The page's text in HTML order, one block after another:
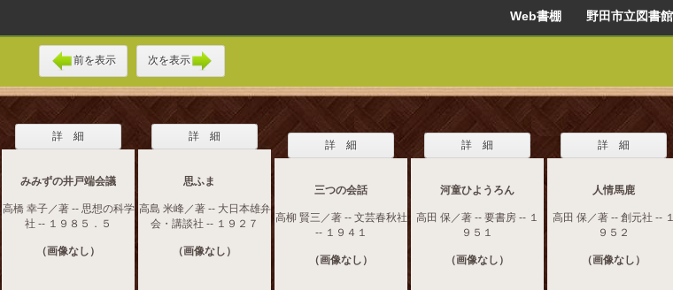
Web書棚 野田市立図書館
前を表示 次を表示
詳 細
みみずの井戸端会議
高橋 幸子／著 -- 思想の科学
社 -- １９８５．５
（画像なし）
詳 細
思ふまゝ
高島 米峰／著 -- 大日本雄弁
会・講談社 -- １９２７
（画像なし）
詳 細
三つの会話
高柳 賢三／著 -- 文芸春秋社
-- １９４１
（画像なし）
詳 細
河童ひようろん
高田 保／著 -- 要書房 -- １
９５１
（画像なし）
詳 細
人情馬鹿
高田 保／著 -- 創元社 -- １
９５２
（画像なし）